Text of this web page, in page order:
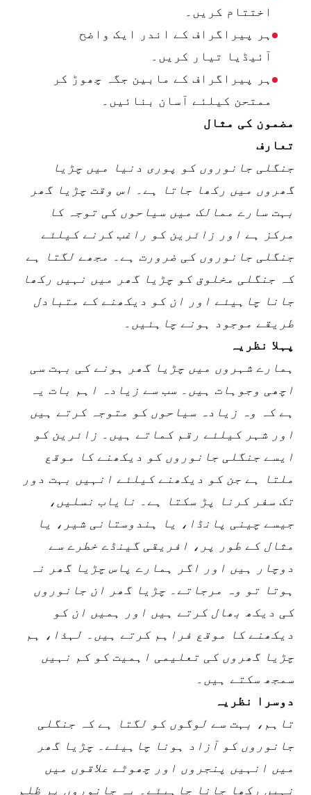
اختتام کریں۔
ہر پیراگراف کے اندر ایک واضح
آئیڈیا تیار کریں۔
ہر پیراگراف کے مابین جگہ چھوڑ کر
ممتحن کیلئے آسان بنائیں۔
مضمون کی مثال
تعارف
جنگلی جانوروں کو پوری دنیا میں چڑیا
گھروں میں رکھا جاتا ہے۔ اس وقت چڑیا گھر
بہت سارے ممالک میں سیاحوں کی توجہ کا
مرکز ہے اور زائرین کو راغب کرنے کیلئے
جنگلی جانوروں کی ضرورت ہے۔ مجھے لگتا ہے
کہ جنگلی مخلوق کو چڑیا گھر میں نہیں رکھا
جانا چاہیئے اور ان کو دیکھنے کے متبادل
طریقے موجود ہونے چاہئیں۔
پہلا نظریہ
ہمارے شہروں میں چڑیا گھر ہونے کی بہت سی
اچھی وجوہات ہیں۔ سب سے زیادہ اہم بات یہ
ہے کہ وہ زیادہ سیاحوں کو متوجہ کرتے ہیں
اور شہر کیلئے رقم کماتے ہیں۔ زائرین کو
ایسے جنگلی جانوروں کو دیکھنے کا موقع
ملتا ہے جن کو دیکھنے کیلئے انہیں بہت دور
تک سفر کرنا پڑ سکتا ہے۔ نایاب نسلیں،
جیسے چینی پانڈا، یا ہندوستانی شیر، یا
مثال کے طور پر، افریقی گینڈے خطرے سے
دوچار ہیں اور اگر ہمارے پاس چڑیا گھر نہ
ہوتا تو وہ مرجاتے۔ چڑیا گھر ان جانوروں
کی دیکھ بھال کرتے ہیں اور ہمیں ان کو
دیکھنے کا موقع فراہم کرتے ہیں۔ لہذا، ہم
چڑیا گھروں کی تعلیمی اہمیت کو کم نہیں
سمجھ سکتے ہیں۔
دوسرا نظریہ
تاہم، بہت سے لوگوں کو لگتا ہے کہ جنگلی
جانوروں کو آزاد ہونا چاہیئے۔ چڑیا گھر
میں انہیں پنجروں اور چھوٹے علاقوں میں
نہیں رکھا جانا چاہیئے۔ یہ جانوروں پر ظلم